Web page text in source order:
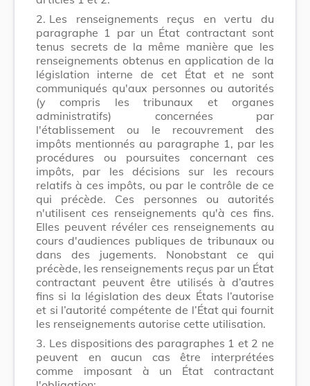
2. Les renseignements reçus en vertu du
paragraphe 1 par un État contractant sont
tenus secrets de la même manière que les
renseignements obtenus en application de la
législation interne de cet État et ne sont
communiqués qu'aux personnes ou autorités
(y compris les tribunaux et organes
administratifs) concernées par
l'établissement ou le recouvrement des
impôts mentionnés au paragraphe 1, par les
procédures ou poursuites concernant ces
impôts, par les décisions sur les recours
relatifs à ces impôts, ou par le contrôle de ce
qui précède. Ces personnes ou autorités
n'utilisent ces renseignements qu'à ces fins.
Elles peuvent révéler ces renseignements au
cours d'audiences publiques de tribunaux ou
dans des jugements. Nonobstant ce qui
précède, les renseignements reçus par un État
contractant peuvent être utilisés à d’autres
fins si la législation des deux États l’autorise
et si l’autorité compétente de l’État qui fournit
les renseignements autorise cette utilisation.
3. Les dispositions des paragraphes 1 et 2 ne
peuvent en aucun cas être interprétées
comme imposant à un État contractant